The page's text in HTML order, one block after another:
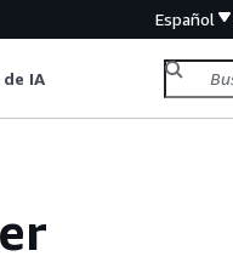
Español
IA